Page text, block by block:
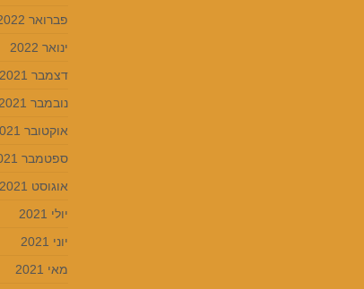
פברואר 2022
ינואר 2022
דצמבר 2021
נובמבר 2021
אוקטובר 2021
ספטמבר 2021
אוגוסט 2021
יולי 2021
יוני 2021
מאי 2021